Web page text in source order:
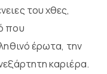
του χθες,
που
έρωτα, την
καριέρα.